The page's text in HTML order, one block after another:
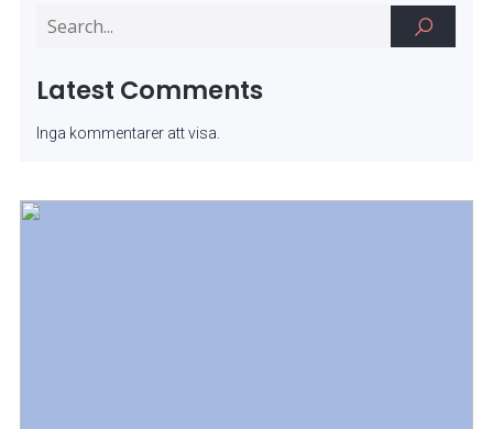
Latest Comments
Inga kommentarer att visa.